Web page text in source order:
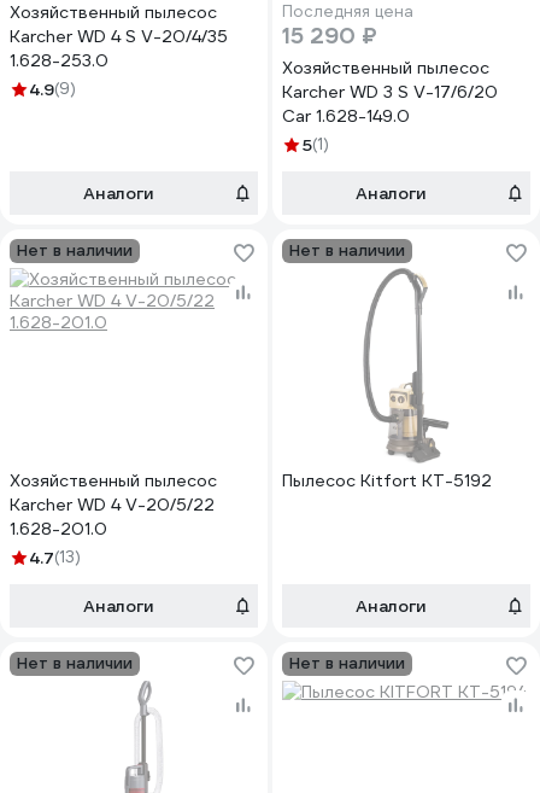
Хозяйственный пылесос
Karcher WD 4 S V-20/4/35
1.628-253.0
4.9(9)
Аналоги
Последняя цена
15 290 ₽
Хозяйственный пылесос
Karcher WD 3 S V-17/6/20
Car 1.628-149.0
5(1)
Аналоги
Нет в наличии
Хозяйственный пылесос
Karcher WD 4 V-20/5/22
1.628-201.0
4.7(13)
Аналоги
Нет в наличии
Пылесос Kitfort КТ-5192
Аналоги
Нет в наличии Нет в наличии